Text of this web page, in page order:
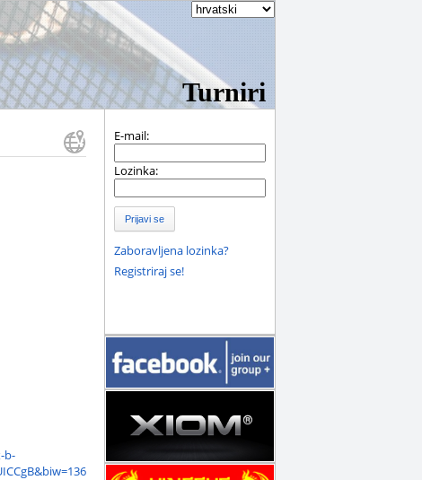
Turniri
b-
E-mail:
Lozinka:
Prijavi se
Zaboravljena lozinka?
Registriraj se!